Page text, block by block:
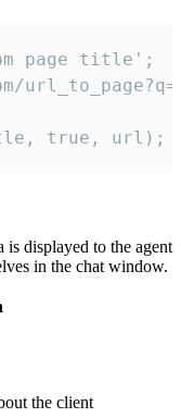
page title';
true, url);
is displayed to the agent
in the chat window.
the client